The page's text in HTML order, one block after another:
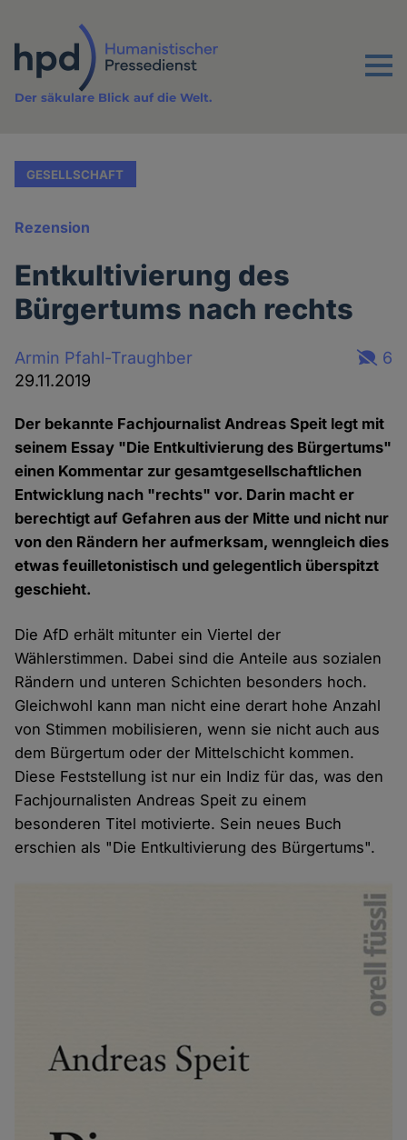
Inhalt
Menu
Der säkulare Blick auf die Welt.
GESELLSCHAFT
Rezension
Entkultivierung des
Bürgertums nach rechts
Armin Pfahl-Traughber
29.11.2019
6
Der bekannte Fachjournalist Andreas Speit legt mit
seinem Essay "Die Entkultivierung des Bürgertums"
einen Kommentar zur gesamtgesellschaftlichen
Entwicklung nach "rechts" vor. Darin macht er
berechtigt auf Gefahren aus der Mitte und nicht nur
von den Rändern her aufmerksam, wenngleich dies
etwas feuilletonistisch und gelegentlich überspitzt
geschieht.
Die AfD erhält mitunter ein Viertel der
Wählerstimmen. Dabei sind die Anteile aus sozialen
Rändern und unteren Schichten besonders hoch.
Gleichwohl kann man nicht eine derart hohe Anzahl
von Stimmen mobilisieren, wenn sie nicht auch aus
dem Bürgertum oder der Mittelschicht kommen.
Diese Feststellung ist nur ein Indiz für das, was den
Fachjournalisten Andreas Speit zu einem
besonderen Titel motivierte. Sein neues Buch
erschien als "Die Entkultivierung des Bürgertums".